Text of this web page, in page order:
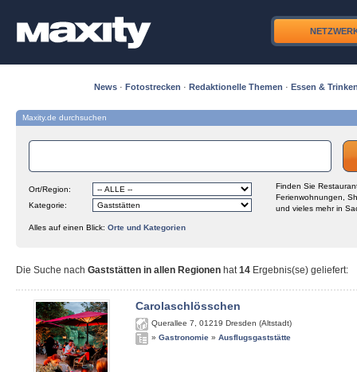
News · Fotostrecken · Redaktionelle Themen · Essen &
Maxity.de durchsuchen
Ort/Region:
Kategorie:
Finden Sie
Ferienwohnungen,
und vieles mehr in
Alles auf einen Blick: Orte und Kategorien
Die Suche nach Gaststätten in allen Regionen hat14 Ergebnis(se) geliefert:
Carolaschlösschen
Querallee 7 01219 Dresden (Altstadt)
» Gastronomie » Ausflugsgaststätte